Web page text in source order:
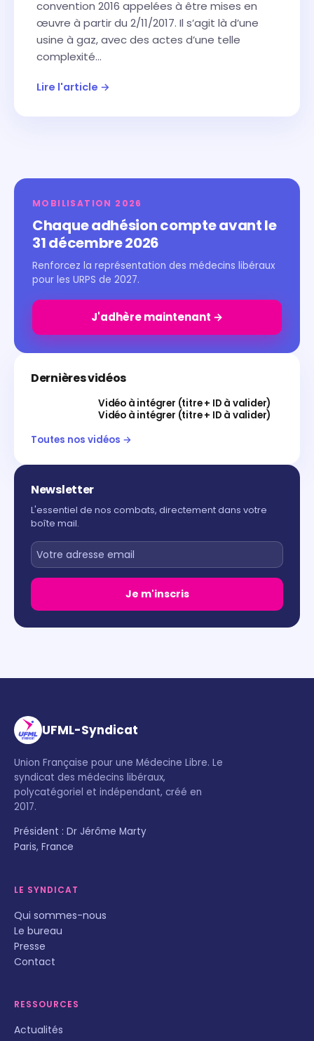
convention 2016 appelées à être mises en
œuvre à partir du 2/11/2017. Il s’agit là d’une
usine à gaz, avec des actes d’une telle
complexité…
Lire l'article →
MOBILISATION 2026
Chaque adhésion compte avant le
31 décembre 2026
Renforcez la représentation des médecins libéraux
pour les URPS de 2027.
J'adhère maintenant →
Dernières vidéos
Vidéo à intégrer (titre + ID à valider)
Vidéo à intégrer (titre + ID à valider)
Toutes nos vidéos →
Newsletter
L'essentiel de nos combats, directement dans votre
boîte mail.
Je m'inscris
UFML-Syndicat
Union Française pour une Médecine Libre. Le
syndicat des médecins libéraux,
polycatégoriel et indépendant, créé en
2017.
Président : Dr Jérôme Marty
Paris, France
LE SYNDICAT
Qui sommes-nous
Le bureau
Presse
Contact
RESSOURCES
Actualités